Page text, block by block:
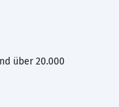
über 20.000